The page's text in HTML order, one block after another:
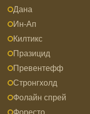
Дана
Ин-Ап
Килтикс
Празицид
Превентефф
Стронгхолд
Фолайн спрей